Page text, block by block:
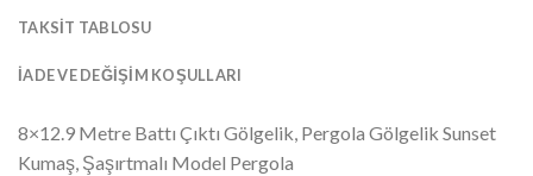
TAKSIT TABLOSU
İADE VE DEĞIŞIM KOŞULLARI
8×12.9 Metre Battı Çıktı Gölgelik, Pergola Gölgelik Sunset
Kumaş, Şaşırtmalı Model Pergola